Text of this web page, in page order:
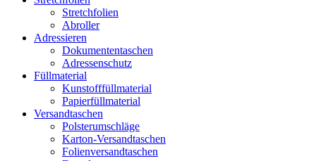
Stretchfolien
Abroller
Adressieren
Dokumententaschen
Adressenschutz
Füllmaterial
Kunstofffüllmaterial
Papierfüllmaterial
Versandtaschen
Polsterumschläge
Karton-Versandtaschen
Folienversandtaschen